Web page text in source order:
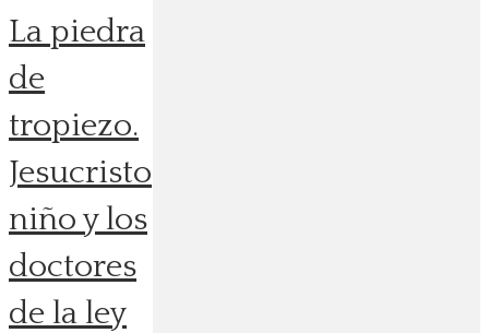
La piedra
de
tropiezo.
Jesucristo
niño y los
doctores
de la ley